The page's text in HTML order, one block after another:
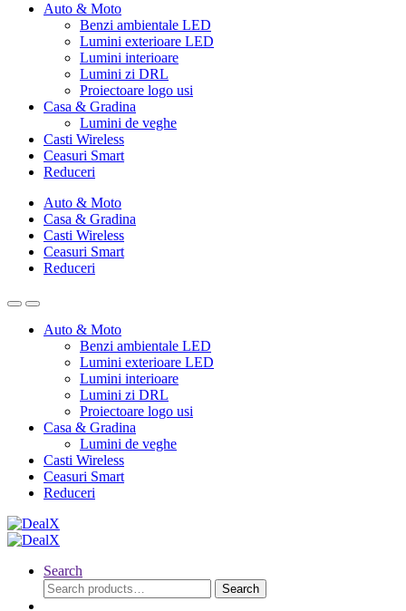
Auto & Moto
Benzi ambientale LED
Lumini exterioare LED
Lumini interioare
Lumini zi DRL
Proiectoare logo usi
Casa & Gradina
Lumini de veghe
Casti Wireless
Ceasuri Smart
Reduceri
Auto & Moto
Casa & Gradina
Casti Wireless
Ceasuri Smart
Reduceri
Auto & Moto
Benzi ambientale LED
Lumini exterioare LED
Lumini interioare
Lumini zi DRL
Proiectoare logo usi
Casa & Gradina
Lumini de veghe
Casti Wireless
Ceasuri Smart
Reduceri
Search
Search
for:
Search